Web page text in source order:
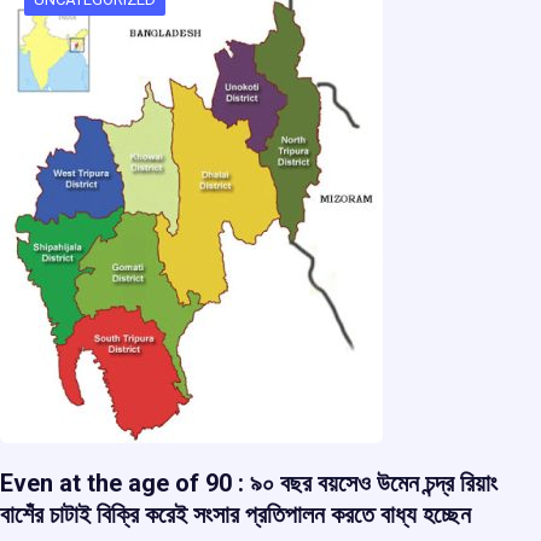
k
p
Even at the age of 90 : ৯০ বছর বয়সেও উমেন চন্দ্র রিয়াং
বাশেঁর চাটাই বিক্রি করেই সংসার প্রতিপালন করতে বাধ্য হচ্ছেন